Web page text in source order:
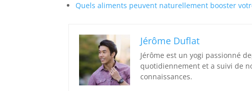
Quels aliments peuvent naturellement booster
Jérôme Duflat
Jérôme est un yogi passionné
quotidiennement et a suivi de
connaissances.